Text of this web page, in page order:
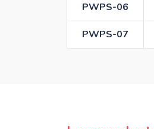
PWPS-06
PWPS-07